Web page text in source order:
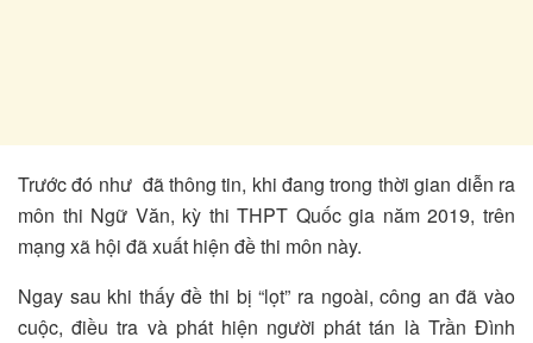
Trước đó như đã thông tin, khi đang trong thời gian diễn ra
môn thi Ngữ Văn, kỳ thi THPT Quốc gia năm 2019, trên
mạng xã hội đã xuất hiện đề thi môn này.
Ngay sau khi thấy đề thi bị “lọt” ra ngoài, công an đã vào
cuộc, điều tra và phát hiện người phát tán là Trần Đình